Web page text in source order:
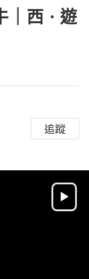
｜西 · 遊
追蹤